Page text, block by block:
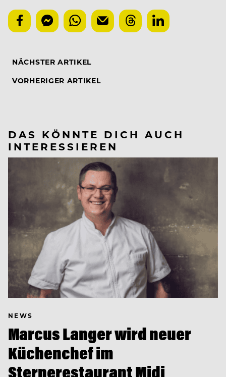
NÄCHSTER ARTIKEL
VORHERIGER ARTIKEL
DAS KÖNNTE DICH AUCH
INTERESSIEREN
NEWS
Marcus Langer wird neuer
Küchenchef im
Sternerestaurant Midi